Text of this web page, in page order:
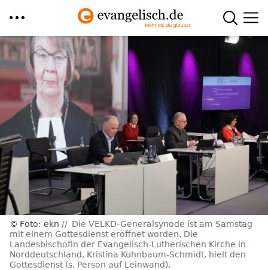
Direkt
zum
Inhalt
Foto: ekn
Die VELKD-Generalsynode ist am Samstag
mit einem Gottesdienst eröffnet worden. Die
Landesbischöfin der Evangelisch-Lutherischen Kirche in
Norddeutschland, Kristina Kühnbaum-Schmidt, hielt den
Gottesdienst (s. Person auf Leinwand).